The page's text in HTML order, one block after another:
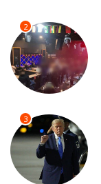
2
3